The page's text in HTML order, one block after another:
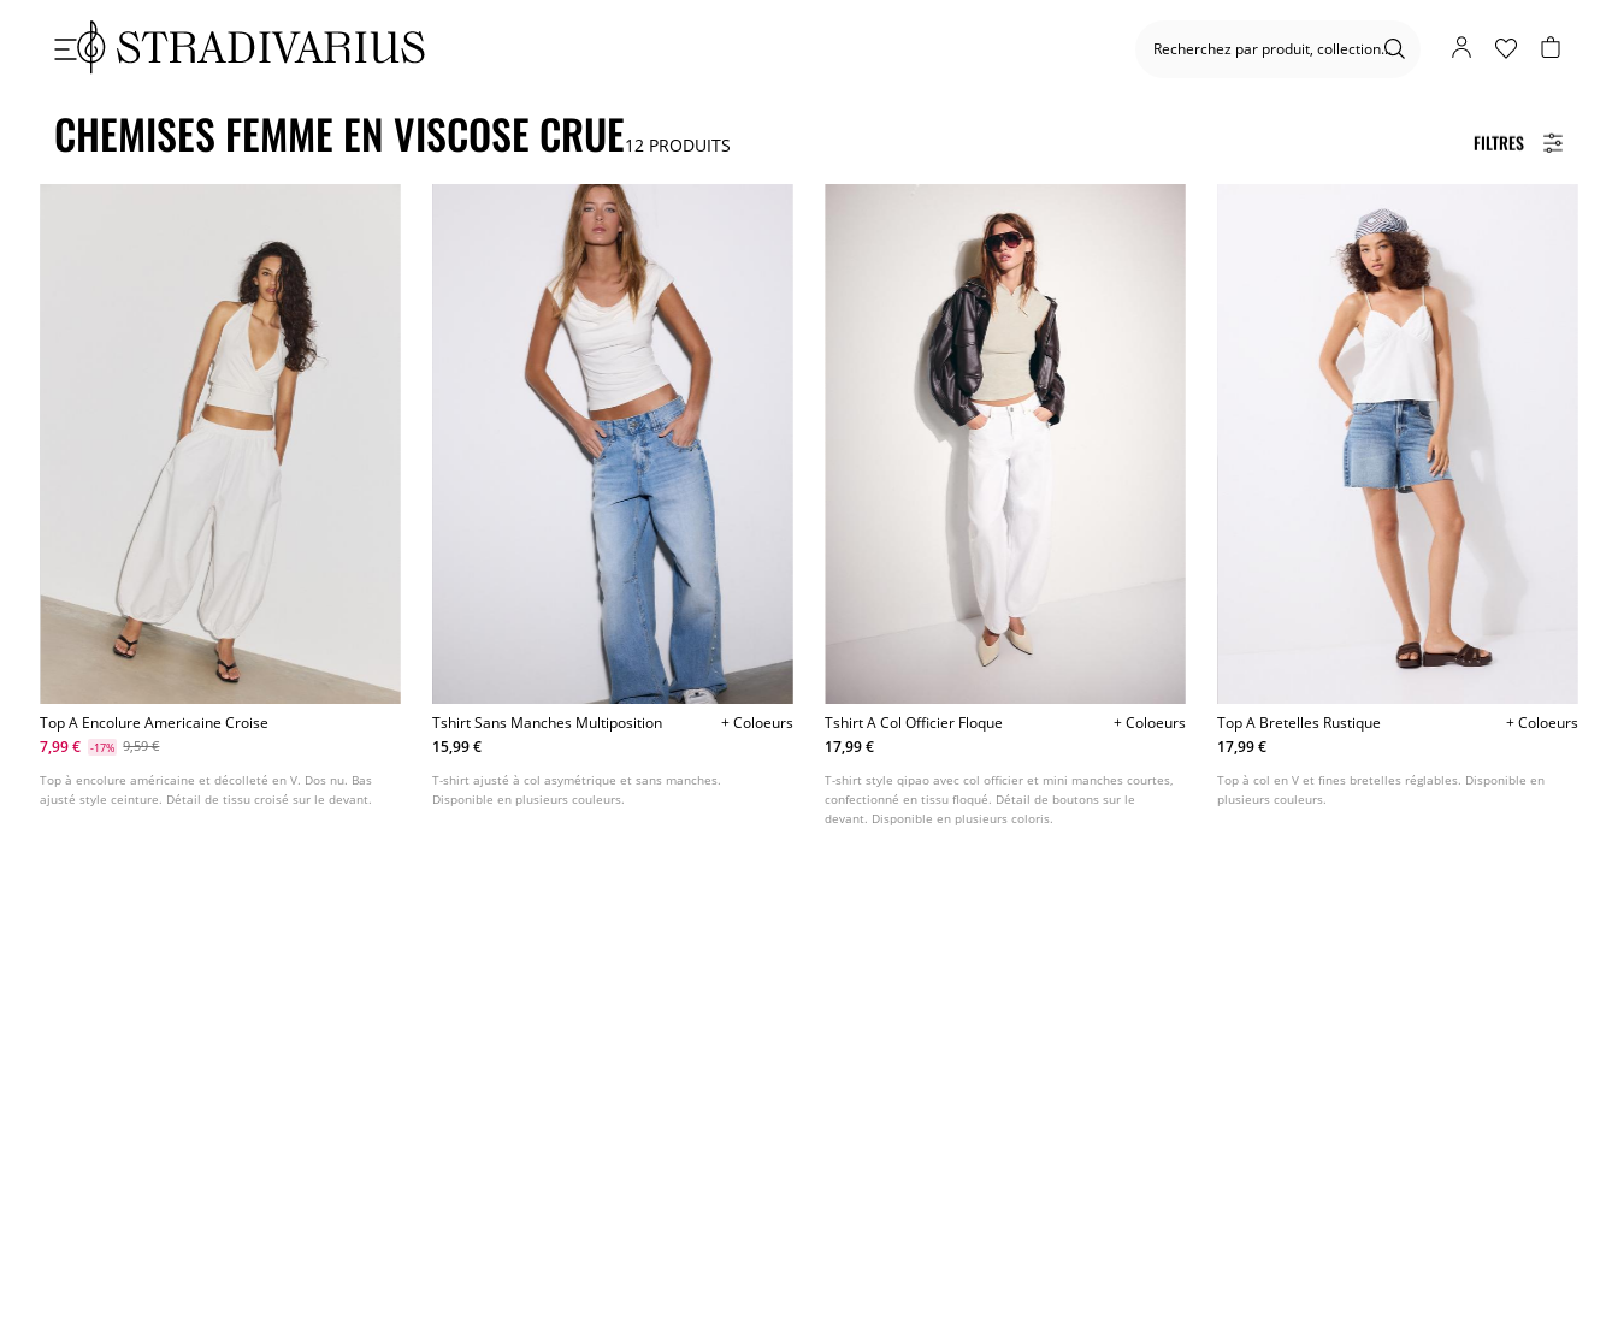
FILTRES
CHEMISES FEMME EN VISCOSE CRUE12 PRODUITS
Top A Encolure Americaine Croise
7,99 €
-17% 9,59 €
Top à encolure américaine et décolleté en V. Dos nu. Bas
ajusté style ceinture. Détail de tissu croisé sur le devant.
Tshirt Sans Manches Multiposition
+ Coloeurs
15,99 €
T-shirt ajusté à col asymétrique et sans manches.
Disponible en plusieurs couleurs.
Tshirt A Col Officier Floque
+ Coloeurs
17,99 €
T-shirt style qipao avec col officier et mini manches courtes,
confectionné en tissu floqué. Détail de boutons sur le
devant. Disponible en plusieurs coloris.
Top A Bretelles Rustique
+ Coloeurs
17,99 €
Top à col en V et fines bretelles réglables. Disponible en
plusieurs couleurs.